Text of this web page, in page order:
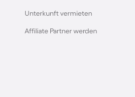
Unterkunft vermieten
Affiliate Partner werden